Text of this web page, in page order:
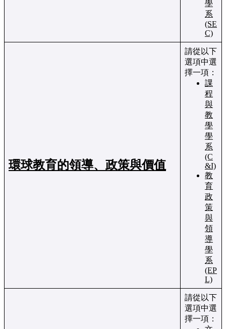
學
系
(SE
C)
環球教育的領導、政策與價值
請從以下
選項中選
擇一項：
課
程
與
教
學
學
系
(C
&I)
教
育
政
策
與
領
導
學
系
(EP
L)
請從以下
選項中選
擇一項：